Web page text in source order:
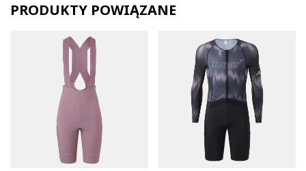
PRODUKTY POWIĄZANE